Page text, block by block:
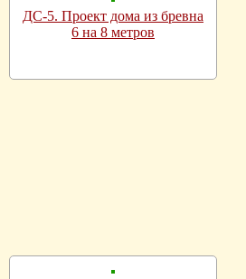
ДС-5. Проект дома из бревна
6 на 8 метров